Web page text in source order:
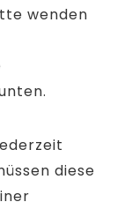
wenden
diese